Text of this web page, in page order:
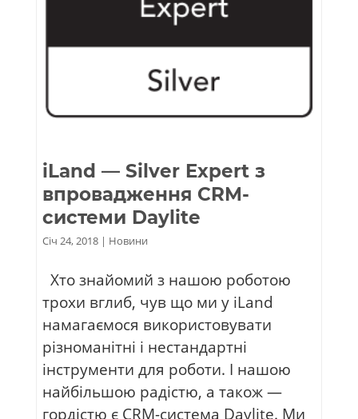
iLand — Silver Expert з
впровадження CRM-
системи Daylite
Січ 24, 2018| Новини
Хто знайомий з нашою роботою
трохи вглиб, чув що ми у iLand
намагаємося використовувати
різноманітні і нестандартні
інструменти для роботи. І нашою
найбільшою радістю, а також —
гордістю є CRM-система Daylite. Ми